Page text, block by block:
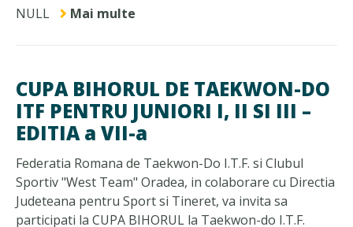
NULL Mai multe
CUPA BIHORUL DE TAEKWON-DO
ITF PENTRU JUNIORI I, II SI III –
EDITIA a VII-a
Federatia Romana de Taekwon-Do I.T.F. si Clubul
Sportiv "West Team" Oradea, in colaborare cu Directia
Judeteana pentru Sport si Tineret, va invita sa
participati la CUPA BIHORUL la Taekwon-do I.T.F.